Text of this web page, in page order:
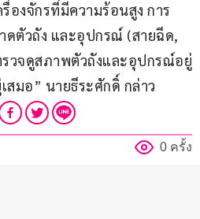
องจักรที่มีความร้อนสูง การ
ดตัวถัง และอุปกรณ์ (สายฉีด,
วจดูสภาพตัวถังและอุปกรณ์อยู่
มอ” นายธีระศักดิ์ กล่าว
0 ครั้ง